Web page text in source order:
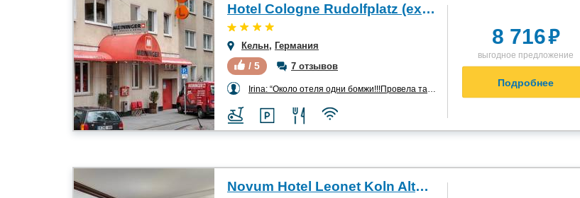
Hotel Cologne Rudolfplatz (ex Barcelo Cologne City Center) 4*
Кельн, Германия
/ 5 7 отзывов
Irina: “Около отеля одни бомжи!!!Провела там ...”
8 716₽
выгодное предложение
Подробнее
Novum Hotel Leonet Koln Altstadt 3*